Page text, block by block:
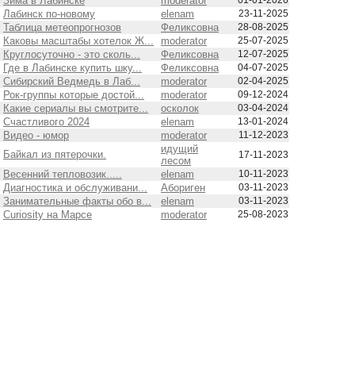
Лабинск по-новому elenam 23-11-2025
Таблица метеопрогнозов Феликсовна 28-08-2025
Каковы масштабы хотелок Ж... moderator 25-07-2025
Круглосуточно - это сколь... Феликсовна 12-07-2025
Где в Лабинске купить шку... Феликсовна 04-07-2025
Сибирский Ведмедь в Лаб... moderator 02-04-2025
Рок-группы которые достой... moderator 09-12-2024
Какие сериалы вы смотрите... осколок 03-04-2024
Счастливого 2024 elenam 13-01-2024
Видео - юмор moderator 11-12-2023
Байкал из пятерочки.
идущий
лесом
17-11-2023
Весенний тепловозик..... elenam 10-11-2023
Диагностика и обслуживани... Абориген 03-11-2023
Занимательные факты обо в... elenam 03-11-2023
Curiosity на Марсе moderator 25-08-2023